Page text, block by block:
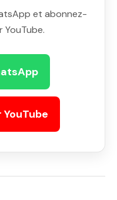
et abonnez-
YouTube.
YouTube